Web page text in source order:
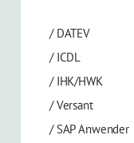
/ DATEV
/ ICDL
/ IHK/HWK
/Versant
/SAP Anwender